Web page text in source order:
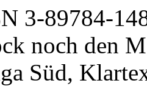
3-89784-
noch den
Süd,